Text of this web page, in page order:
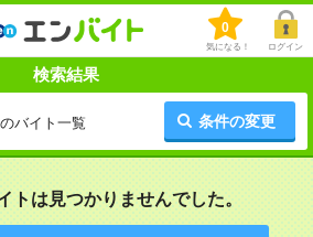
0
気になる！ ログイン
検索結果
バイト一覧 条件の変更
トは見つかりませんでした。